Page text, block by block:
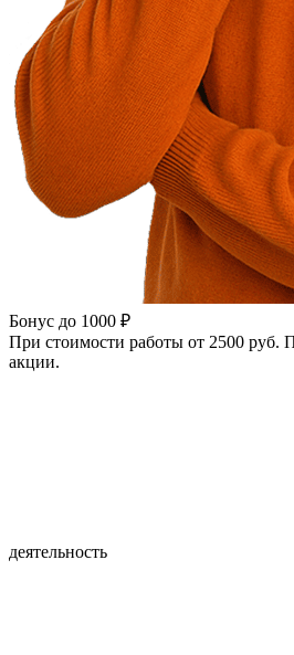
Бонус до 1000 ₽
При стоимости работы от 2500 руб.
акции.
деятельность